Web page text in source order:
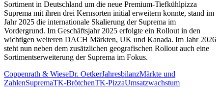
Sortiment in Deutschland um die neue Premium-Tiefkühlpizza
Suprema mit ihren drei Kernsorten initial erweitern konnte, stand im
Jahr 2025 die internationale Skalierung der Suprema im
Vordergrund. Im Geschäftsjahr 2025 erfolgte ein Rollout in den
wichtigen weiteren DACH Märkten, UK und Kanada. Im Jahr 2026
steht nun neben dem zusätzlichen geografischen Rollout auch eine
Sortimentserweiterung der Suprema im Fokus.
Coppenrath & WieseDr. OetkerJahresbilanzMärkte und
ZahlenSupremaTK-BrötchenTK-PizzaUmsatzwachstum